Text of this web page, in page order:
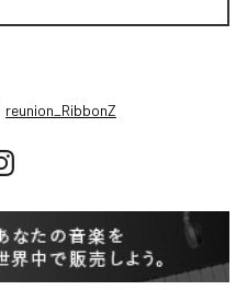
reunion_RibbonZ